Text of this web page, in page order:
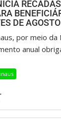
DE AGOSTO
por meio da
anual